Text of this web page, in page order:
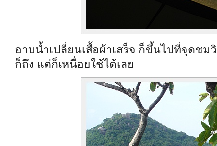
อาบน้ำเปลี่ยนเสื้อผ้าเสร็จ ก็ขึ้นไปที่จุดชม
ก็ถึง แต่ก็เหนื่อยใช้ได้เลย